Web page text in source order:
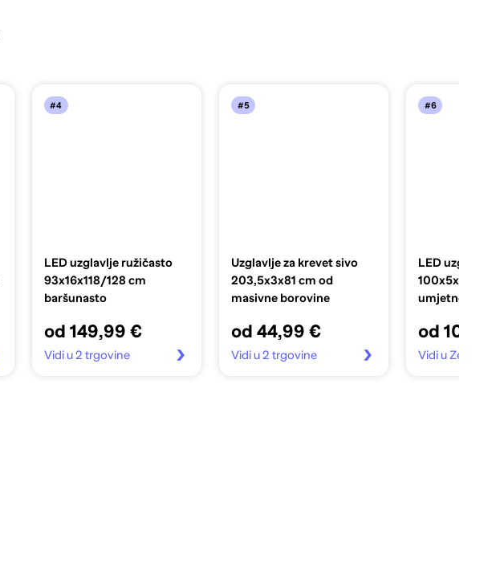
#4
LED uzglavlje ružičasto
93x16x118/128 cm
baršunasto
od 149,99 €
Vidi u 2 trgovine
#5
Uzglavlje za krevet sivo
203,5x3x81 cm od
masivne borovine
od 44,99 €
Vidi u 2 trgovine
#6
LED uzglavlje
100x5x118/
umjetne kože
od
Vidi u Zebra.hr